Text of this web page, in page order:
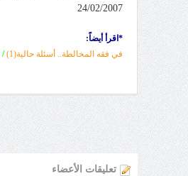
24/02/2007
* اقرأ أيضاً:
في فقه المخالطة.. أسئلة حالية(1)
/
تعليقات الأعضاء